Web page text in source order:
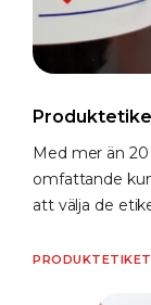
Med mer än
omfattande
att välja de